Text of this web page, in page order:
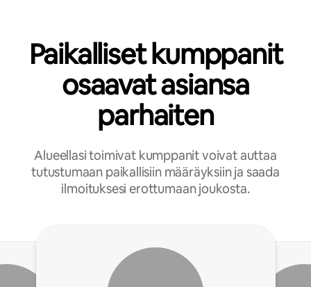
Paikalliset kumppanit
osaavat asiansa
parhaiten
Alueellasi toimivat kumppanit voivat auttaa
tutustumaan paikallisiin määräyksiin ja saada
ilmoituksesi erottumaan joukosta.